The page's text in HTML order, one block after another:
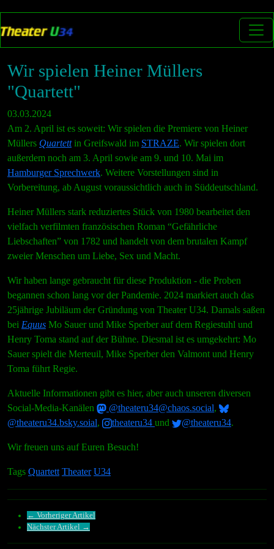
Wir spielen Heiner Müllers
"Quartett"
03.03.2024
Am 2. April ist es soweit: Wir spielen die Premiere von Heiner
Müllers Quartettin Greifswald im STRAZE. Wir spielen dort
außerdem noch am 3. April sowie am 9. und 10. Mai im
Hamburger Sprechwerk. Weitere Vorstellungen sind in
Vorbereitung, ab August voraussichtlich auch in Süddeutschland.
Heiner Müllers stark reduziertes Stück von 1980 bearbeitet den
vielfach verfilmten französischen Roman “Gefährliche
Liebschaften” von 1782 und handelt von dem brutalen Kampf
zweier Menschen um Liebe, Sex und Macht.
Wir haben lange gebraucht für diese Produktion - die Proben
begannen schon lang vor der Pandemie. 2024 markiert auch das
25jährige Jubiläum der Gründung von Theater U34. Damals saßen
bei Equus Mo Sauer und Mike Sperber auf dem Regiestuhl und
Henry Toma stand auf der Bühne. Diesmal ist es umgekehrt: Mo
Sauer spielt die Merteuil, Mike Sperber den Valmont und Henry
Toma führt Regie.
Aktuelle Informationen gibt es hier, aber auch unseren diversen
Social-Media-Kanälen
@theateru34@chaos.social,
@theateru34.bsky.soial, theateru34 und @theateru34.
Wir freuen uns auf Euren Besuch!
Tags Quartett Theater U34
← Vorheriger Artikel
Nächster Artikel →